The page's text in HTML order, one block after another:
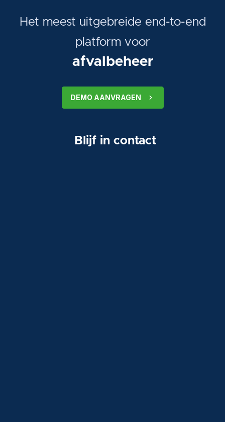
Het meest uitgebreide end-to-end
platform voor
afvalbeheer
DEMO AANVRAGEN
Blijf in contact